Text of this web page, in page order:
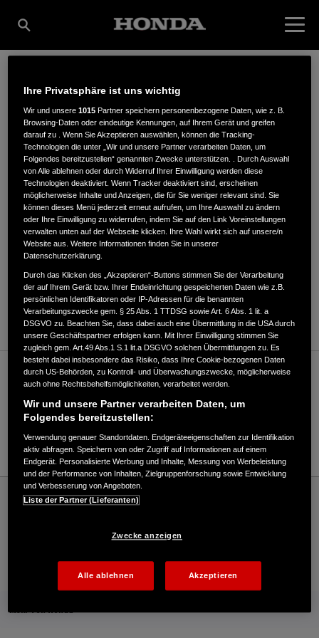
ENDRESS
MOTORGERÄTE GMBH
Holzhofstr. 1,82362,Weilheim
ANFAHRTSBESCHREIBUNG ANFORDERN
WEBSITE
Verkauf / Kundendienst
0881/989920
E-Mail
Honda
Schneefräsen
Endress Motorgeräte GmbH - Snowthrowers – Honda - HONDA Deutschland
Mehr von Honda
Ihre Privatsphäre ist uns wichtig
Wir und unsere1015 Partner speichern personenbezogene Daten, wie z. B.
Browsing-Daten oder eindeutige Kennungen, auf Ihrem Gerät und greifen
darauf zu . Wenn Sie Akzeptieren auswählen, können die Tracking-
Technologien die unter „Wir und unsere Partner verarbeiten Daten, um
Folgendes bereitzustellen“ genannten Zwecke unterstützen. . Durch Auswahl
von Alle ablehnen oder durch Widerruf Ihrer Einwilligung werden diese
Technologien deaktiviert. Wenn Tracker deaktiviert sind, erscheinen
möglicherweise Inhalte und Anzeigen, die für Sie weniger relevant sind. Sie
können dieses Menü jederzeit erneut aufrufen, um Ihre Auswahl zu ändern
oder Ihre Einwilligung zu widerrufen, indem Sie auf den Link Voreinstellungen
verwalten unten auf der Webseite klicken. Ihre Wahl wirkt sich auf unsere/n
Website aus. Weitere Informationen finden Sie in unserer
Datenschutzerklärung.
Durch das Klicken des „Akzeptieren“-Buttons stimmen Sie der Verarbeitung
der auf Ihrem Gerät bzw. Ihrer Endeinrichtung gespeicherten Daten wie z.B.
persönlichen Identifikatoren oder IP-Adressen für die benannten
Verarbeitungszwecke gem. § 25 Abs. 1 TTDSG sowie Art. 6 Abs. 1 lit. a
DSGVO zu. Beachten Sie, dass dabei auch eine Übermittlung in die USA durch
unsere Geschäftspartner erfolgen kann. Mit Ihrer Einwilligung stimmen Sie
zugleich gem. Art.49 Abs.1 S.1 lit.a DSGVO solchen Übermittlungen zu. Es
besteht dabei insbesondere das Risiko, dass Ihre Cookie-bezogenen Daten
durch US-Behörden, zu Kontroll- und Überwachungszwecke, möglicherweise
auch ohne Rechtsbehelfsmöglichkeiten, verarbeitet werden.
Wir und unsere Partner verarbeiten Daten, um
Folgendes bereitzustellen:
Verwendung genauer Standortdaten. Endgeräteeigenschaften zur Identifikation
aktiv abfragen. Speichern von oder Zugriff auf Informationen auf einem
Endgerät. Personalisierte Werbung und Inhalte, Messung von Werbeleistung
und der Performance von Inhalten, Zielgruppenforschung sowie Entwicklung
und Verbesserung von Angeboten.
Liste der Partner (Lieferanten)
Zwecke anzeigen
Alle ablehnen Akzeptieren